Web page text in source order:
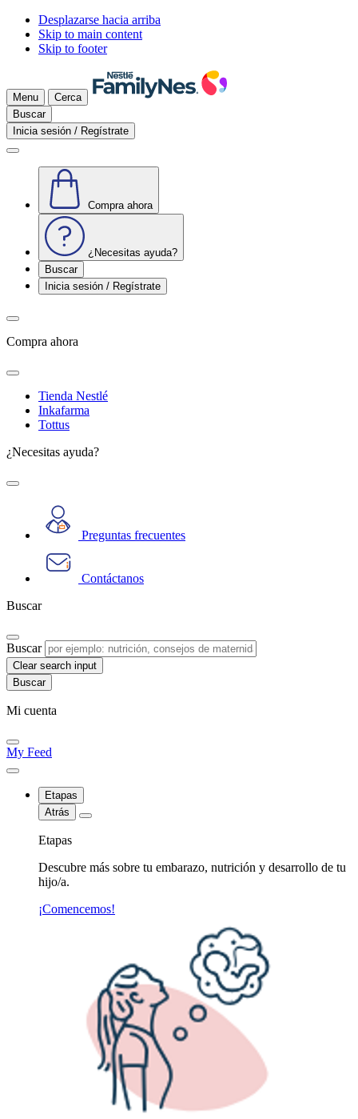
Desplazarse hacia arriba
Skip to main content
Skip to footer
Menu
Cerca
Buscar
Inicia sesión / Regístrate
Compra ahora
¿Necesitas ayuda?
Buscar
Inicia sesión / Regístrate
Compra ahora
Tienda Nestlé
Inkafarma
Tottus
¿Necesitas ayuda?
Preguntas frecuentes
Contáctanos
Buscar
Buscar
Clear search input
Mi cuenta
My Feed
Etapas
Atrás
Etapas
Descubre más sobre tu embarazo, nutrición y desarrollo de tu
hijo/a.
¡Comencemos!